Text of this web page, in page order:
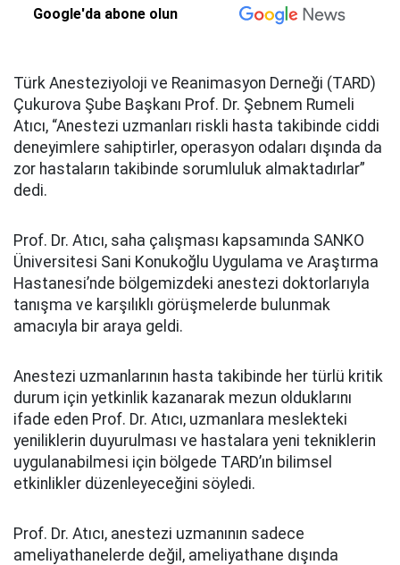
Google'da abone olun
Türk Anesteziyoloji ve Reanimasyon Derneği (TARD)
Çukurova Şube Başkanı Prof. Dr. Şebnem Rumeli
Atıcı, “Anestezi uzmanları riskli hasta takibinde ciddi
deneyimlere sahiptirler, operasyon odaları dışında da
zor hastaların takibinde sorumluluk almaktadırlar”
dedi.
Prof. Dr. Atıcı, saha çalışması kapsamında SANKO
Üniversitesi Sani Konukoğlu Uygulama ve Araştırma
Hastanesi’nde bölgemizdeki anestezi doktorlarıyla
tanışma ve karşılıklı görüşmelerde bulunmak
amacıyla bir araya geldi.
Anestezi uzmanlarının hasta takibinde her türlü kritik
durum için yetkinlik kazanarak mezun olduklarını
ifade eden Prof. Dr. Atıcı, uzmanlara meslekteki
yeniliklerin duyurulması ve hastalara yeni tekniklerin
uygulanabilmesi için bölgede TARD’ın bilimsel
etkinlikler düzenleyeceğini söyledi.
Prof. Dr. Atıcı, anestezi uzmanının sadece
ameliyathanelerde değil, ameliyathane dışında